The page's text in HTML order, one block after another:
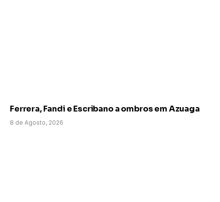
Ferrera, Fandi e Escribano a ombros em Azuaga
8 de Agosto, 2026